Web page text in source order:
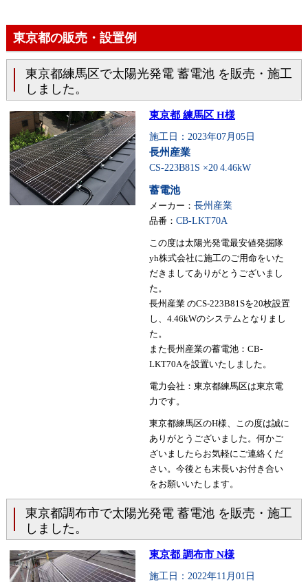
東京都の販売・設置例
東京都練馬区で太陽光発電 蓄電池 を販売・施工
しました。
東京都 練馬区 H様
施工日：2023年07月05日
長州産業
CS-223B81S ×20 4.46kW
蓄電池
メーカー： 長州産業
品番： CB-LKT70A
この度は太陽光発電最安値発掘隊
yh株式会社に施工のご用命をいた
だきましてありがとうございまし
た。
長州産業 のCS-223B81Sを20枚設置
し、4.46kWのシステムとなりまし
た。
また長州産業の蓄電池：CB-
LKT70Aを設置いたしました。
電力会社：東京都練馬区は東京電
力です。
東京都練馬区のH様、この度は誠に
ありがとうございました。何かご
ざいましたらお気軽にご連絡くだ
さい。今後とも末長いお付き合い
をお願いいたします。
東京都調布市で太陽光発電 蓄電池 を販売・施工
しました。
東京都 調布市 N様
施工日：2022年11月01日